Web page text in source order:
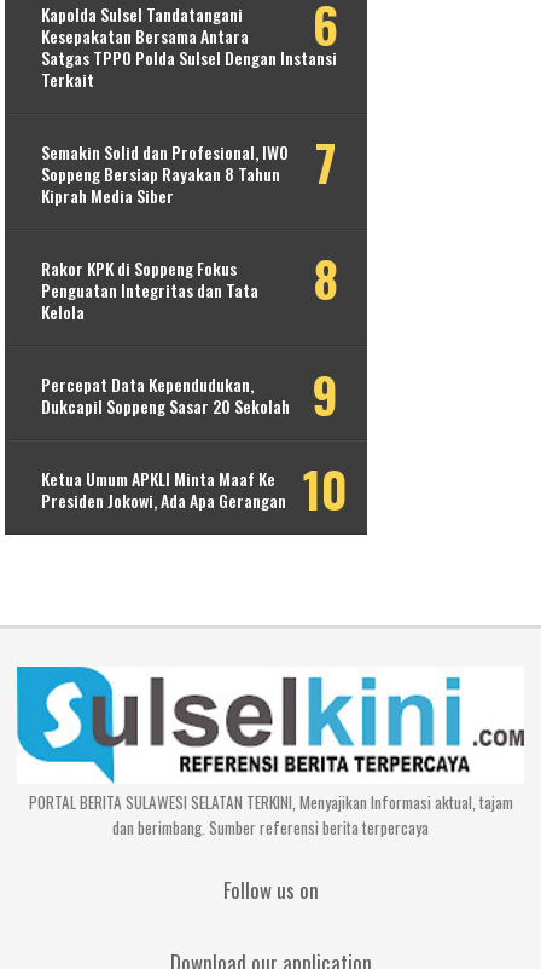
Kapolda Sulsel Tandatangani
Kesepakatan Bersama Antara
Satgas TPPO Polda Sulsel Dengan Instansi
Terkait
Semakin Solid dan Profesional, IWO
Soppeng Bersiap Rayakan 8 Tahun
Kiprah Media Siber
Rakor KPK di Soppeng Fokus
Penguatan Integritas dan Tata
Kelola
Percepat Data Kependudukan,
Dukcapil Soppeng Sasar 20 Sekolah
Ketua Umum APKLI Minta Maaf Ke
Presiden Jokowi, Ada Apa Gerangan
PORTAL BERITA SULAWESI SELATAN TERKINI, Menyajikan Informasi aktual, tajam
dan berimbang. Sumber referensi berita terpercaya
Follow us on
Download our application